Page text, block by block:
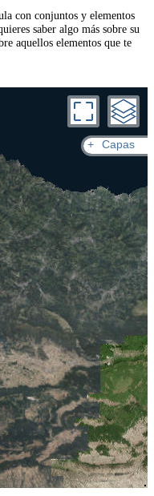
con conjuntos y elementos
saber algo más sobre su
aquellos elementos que te
+ Capas